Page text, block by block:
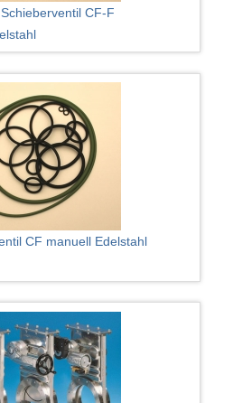
CF-F
CF manuell Edelstahl